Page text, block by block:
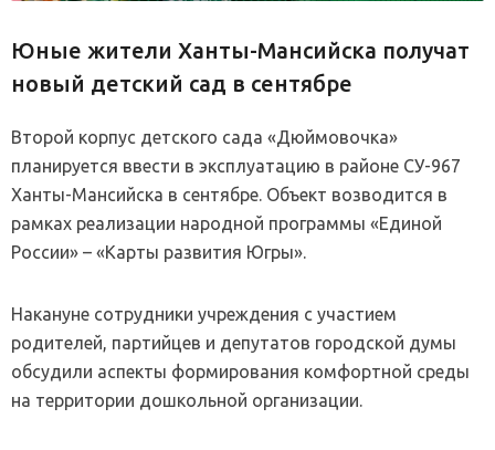
Юные жители Ханты-Мансийска получат
новый детский сад в сентябре
Второй корпус детского сада «Дюймовочка»
планируется ввести в эксплуатацию в районе СУ-967
Ханты-Мансийска в сентябре. Объект возводится в
рамках реализации народной программы «Единой
России» – «Карты развития Югры».
Накануне сотрудники учреждения с участием
родителей, партийцев и депутатов городской думы
обсудили аспекты формирования комфортной среды
на территории дошкольной организации.